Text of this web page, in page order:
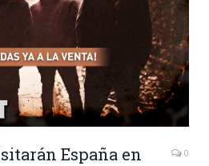
España en
0